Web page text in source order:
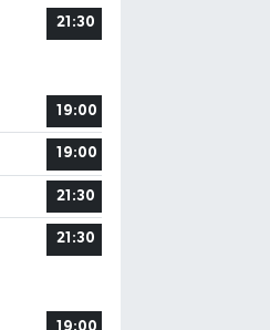
21:30
19:00
19:00
21:30
21:30
19:00